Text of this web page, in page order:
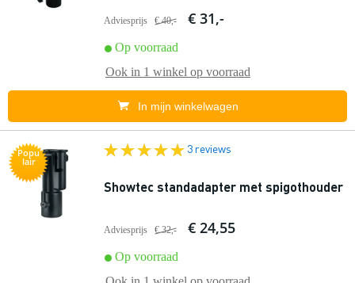
Adviesprijs € 40,- € 31,-
Op voorraad
Ook in 1 winkel op voorraad
In mijn winkelwagen
Popu
lair
3 reviews
Showtec standadapter met spigothouder
Adviesprijs € 32,- € 24,55
Op voorraad